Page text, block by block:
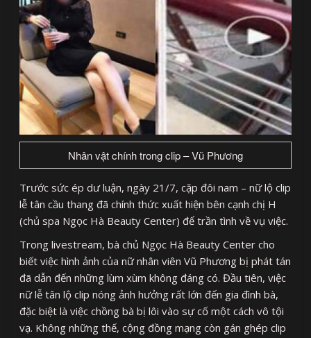
Nhân vật chính trong clip – Vũ Phương
Trước sức ép dư luận, ngày 21/7, cặp đôi nam – nữ lộ clip
lễ tân cầu thang đã chính thức xuất hiện bên cạnh chị H
(chủ spa Ngọc Hà Beauty Center) để trần tình về vụ việc.
Trong livestream, bà chủ Ngọc Hà Beauty Center cho
biết việc hình ảnh của nữ nhân viên Vũ Phương bị phát tán
đã dẫn đến những lùm xùm không đáng có. Đầu tiên, việc
nữ lễ tân lộ clip nóng ảnh hưởng rất lớn đến gia đình bà,
đặc biệt là việc chồng bà bị lôi vào sự cố một cách vô tội
vạ. Không những thế, cộng đồng mạng còn gán ghép clip